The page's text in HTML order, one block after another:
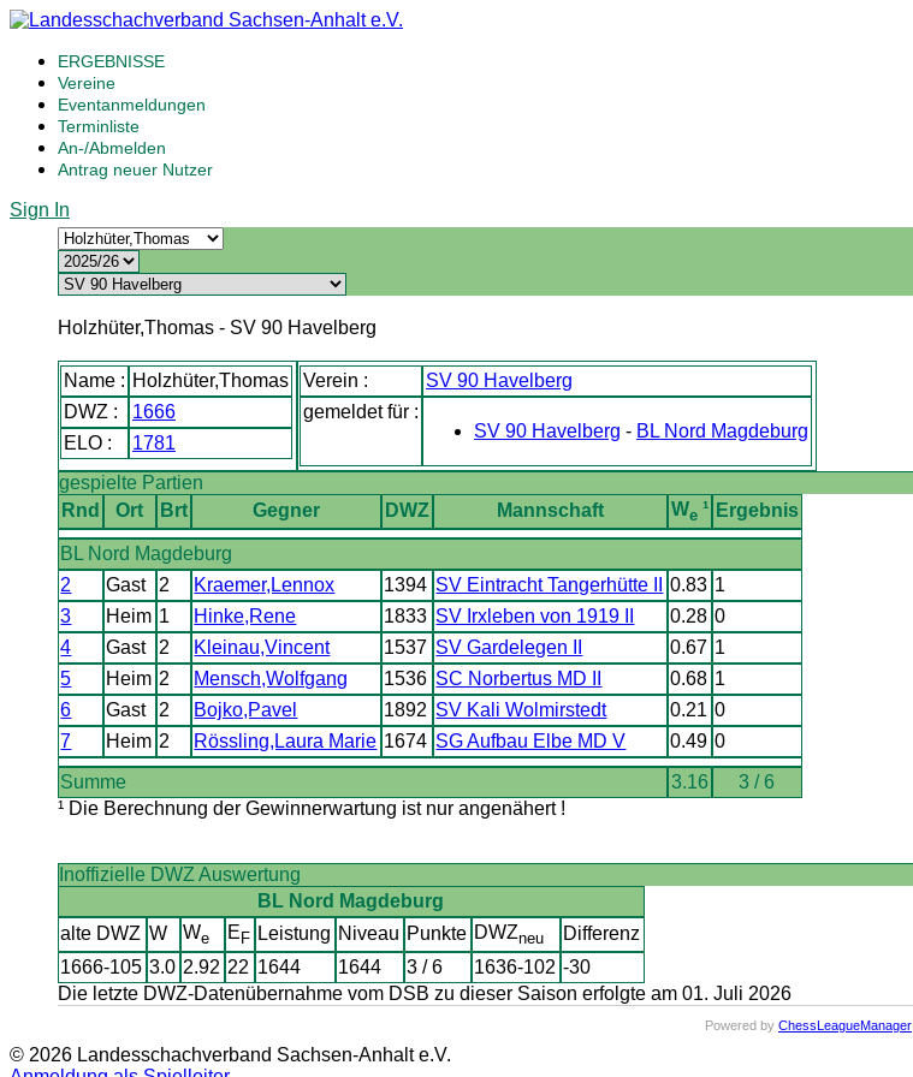
ERGEBNISSE
Vereine
Eventanmeldungen
Terminliste
An-/Abmelden
Antrag neuer Nutzer
Sign In
Holzhüter,Thomas - SV 90 Havelberg
Name : Holzhüter,Thomas
DWZ :
1666
ELO :
1781
Verein :
SV 90 Havelberg
gemeldet für :
SV 90 Havelberg - BL Nord Magdeburg
gespielte Partien
Rnd
Ort Brt Gegner DWZ Mannschaft We¹ Ergebnis
BL Nord Magdeburg
2
Gast 2 Kraemer,Lennox 1394 SV Eintracht Tangerhütte II 0.83 1
3
Heim 1 Hinke,Rene 1833 SV Irxleben von 1919 II 0.28 0
4
Gast 2 Kleinau,Vincent 1537 SV Gardelegen II 0.67 1
5
Heim 2 Mensch,Wolfgang 1536 SC Norbertus MD II 0.68 1
6
Gast 2 Bojko,Pavel 1892 SV Kali Wolmirstedt 0.21 0
7
Heim 2 Rössling,Laura Marie 1674 SG Aufbau Elbe MD V 0.49 0
Summe
3.16
3 / 6
¹ Die Berechnung der Gewinnerwartung ist nur angenähert !
Inoffizielle DWZ Auswertung
BL Nord Magdeburg
alte DWZ W We E F Leistung Niveau Punkte DWZneu
Differenz
1666-105 3.0 2.92 22 1644 1644 3 / 6 1636-102 -30
Die letzte DWZ-Datenübernahme vom DSB zu dieser Saison erfolgte am 01. Juli 2026
Powered by ChessLeagueManager
© 2026 Landesschachverband Sachsen-Anhalt e.V.